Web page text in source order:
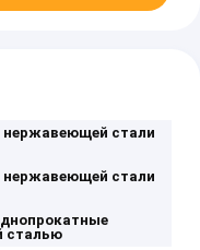
нержавеющей стали
нержавеющей стали
сталью